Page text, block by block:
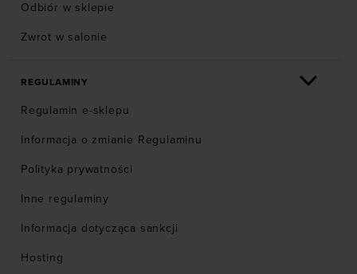
Odbiór w sklepie
Zwrot w salonie
REGULAMINY
Regulamin e-sklepu
Informacja o zmianie Regulaminu
Polityka prywatności
Inne regulaminy
Informacja dotycząca sankcji
Hosting